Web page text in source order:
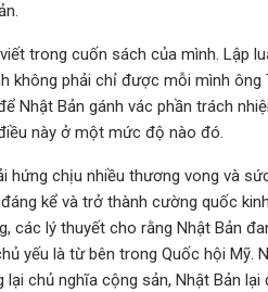
trong cuốn sách của mình. Lập
không phải chỉ được mỗi mình ông
Nhật Bản gánh vác phần trách
này ở một mức độ nào đó.
hứng chịu nhiều thương vong và
kể và trở thành cường quốc
các lý thuyết cho rằng Nhật Bản
yếu là từ bên trong Quốc hội Mỹ.
chủ nghĩa cộng sản, Nhật Bản lại